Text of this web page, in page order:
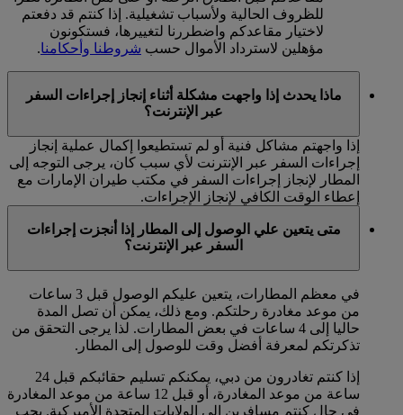
للظروف الحالية ولأسباب تشغيلية. إذا كنتم قد دفعتم
لاختيار مقاعدكم واضطررنا لتغييرها، فستكونون
مؤهلين لاسترداد الأموال حسب شروطنا وأحكامنا.
ماذا يحدث إذا واجهت مشكلة أثناء إنجاز إجراءات السفر
عبر الإنترنت؟
إذا واجهتم مشاكل فنية أو لم تستطيعوا إكمال عملية إنجاز
إجراءات السفر عبر الإنترنت لأي سبب كان، يرجى التوجه إلى
المطار لإنجاز إجراءات السفر في مكتب طيران الإمارات مع
إعطاء الوقت الكافي لإنجاز الإجراءات.
متى يتعين علي الوصول إلى المطار إذا أنجزت إجراءات
السفر عبر الإنترنت؟
في معظم المطارات، يتعين عليكم الوصول قبل 3 ساعات
من موعد مغادرة رحلتكم. ومع ذلك، يمكن أن تصل المدة
حاليا إلى 4 ساعات في بعض المطارات. لذا يرجى التحقق من
تذكرتكم لمعرفة أفضل وقت للوصول إلى المطار.
إذا كنتم تغادرون من دبي، يمكنكم تسليم حقائبكم قبل 24
ساعة من موعد المغادرة، أو قبل 12 ساعة من موعد المغادرة
في حال كنتم مسافرين إلى الولايات المتحدة الأميركية. يجب